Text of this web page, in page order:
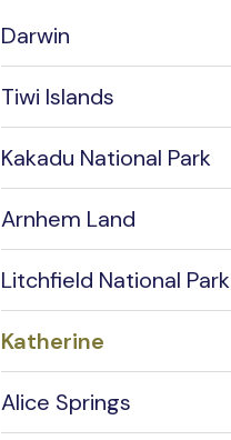
Darwin
Tiwi Islands
Kakadu National Park
Arnhem Land
Litchfield National Park
Katherine
Alice Springs